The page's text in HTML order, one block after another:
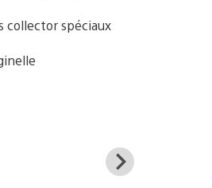
collector spéciaux